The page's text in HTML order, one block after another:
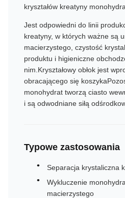
kryształów kreatyny
Jest odpowiedni do linii
kreatyny, w których ważne są
macierzystego, czystość
produktu i higieniczne
nim.Kryształowy obłok jest
obracającego się
monohydrat tworzą ciasto
i są odwodniane siłą
Typowe zastosowania
Separacja krystaliczna
Wykluczenie
macierzystego